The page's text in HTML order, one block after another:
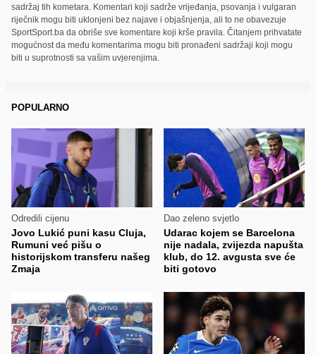
sadržaj tih kometara. Komentari koji sadrže vrijeđanja, psovanja i vulgaran
riječnik mogu biti uklonjeni bez najave i objašnjenja, ali to ne obavezuje
SportSport.ba da obriše sve komentare koji krše pravila. Čitanjem prihvatate
mogućnost da među komentarima mogu biti pronađeni sadržaji koji mogu
biti u suprotnosti sa vašim uvjerenjima.
POPULARNO
Odredili cijenu
Jovo Lukić puni kasu Cluja,
Rumuni već pišu o
historijskom transferu našeg
Zmaja
Dao zeleno svjetlo
Udarac kojem se Barcelona
nije nadala, zvijezda napušta
klub, do 12. avgusta sve će
biti gotovo